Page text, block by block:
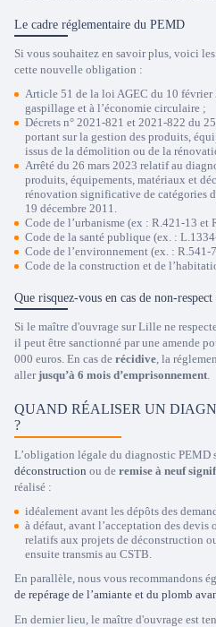
Le cadre réglementaire du PEMD
Si vous souhaitez en savoir plus, voici
cette nouvelle obligation :
Article 51 de la loi AGEC du 10
gaspillage et à l’économie circulaire ;
Décrets n° 2021-821 et 2021-822 du
portant sur la gestion des produits,
issus de la démolition ou de la
Arrêté du 26 mars 2023 relatif au
produits, équipements, matériaux et
rénovation significative de catégories
19 décembre 2011.
Code de l’urbanisme (ex : R.421-13 et
Code de la santé publique (ex. :
Code de l’environnement (ex. : R.541-
Code de la construction et de
Que risquez-vous en cas de non-respect
Si le maître d'ouvrage sur Lille ne
il peut être sanctionné par une amende
000 euros. En cas de récidive , la
allerjusqu’à 6 mois d’emprisonnement
QUAND RÉALISER UN
?
L’obligation légale du diagnostic PEMD
déconstruction ou de remise à neuf
réalisé :
idéalement avant les dépôts des
à défaut, avant l’acceptation des devis
relatifs aux projets de déconstruction
ensuite transmis au CSTB.
En parallèle, nous vous recommandons
de repérage de l’amiante et du plomb
En dernier lieu, le maître d'ouvrage est